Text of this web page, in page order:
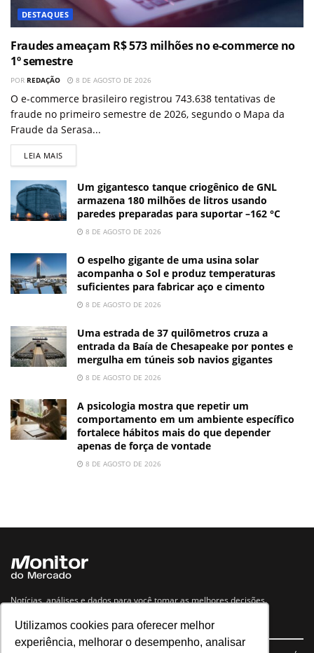
Utilizamos cookies para oferecer melhor
experiência, melhorar o desempenho, analisar
DESTAQUES
Fraudes ameaçam R$ 573 milhões no e-commerce no
1º semestre
POR REDAÇÃO 8 DE AGOSTO DE 2026
O e-commerce brasileiro registrou 743.638 tentativas de
fraude no primeiro semestre de 2026, segundo o Mapa da
Fraude da Serasa...
LEIA MAIS
Um gigantesco tanque criogênico de GNL
armazena 180 milhões de litros usando
paredes preparadas para suportar –162 °C
8 DE AGOSTO DE 2026
O espelho gigante de uma usina solar
acompanha o Sol e produz temperaturas
suficientes para fabricar aço e cimento
8 DE AGOSTO DE 2026
Uma estrada de 37 quilômetros cruza a
entrada da Baía de Chesapeake por pontes e
mergulha em túneis sob navios gigantes
8 DE AGOSTO DE 2026
A psicologia mostra que repetir um
comportamento em um ambiente específico
fortalece hábitos mais do que depender
apenas de força de vontade
8 DE AGOSTO DE 2026
Notícias, análises e dados para você tomar as melhores decisões.
Navegue no site